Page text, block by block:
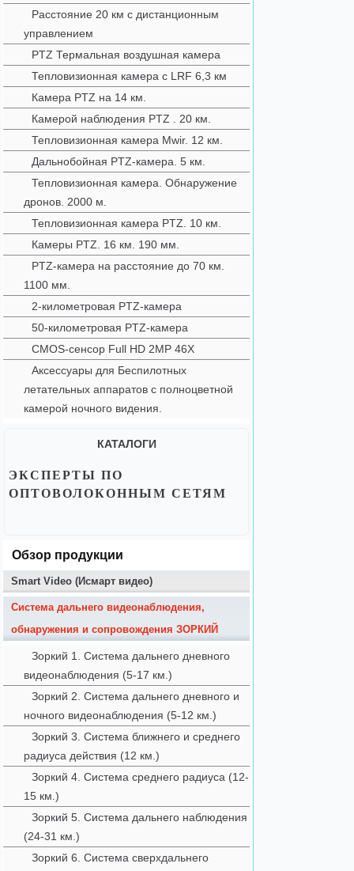
Расстояние 20 км с дистанционным
управлением
PTZ Термальная воздушная камера
Тепловизионная камера с LRF 6,3 км
Камера PTZ на 14 км.
Камерой наблюдения PTZ . 20 км.
Тепловизионная камера Mwir. 12 км.
Дальнобойная PTZ-камера. 5 км.
Тепловизионная камера. Обнаружение
дронов. 2000 м.
Тепловизионная камера PTZ. 10 км.
Камеры PTZ. 16 км. 190 мм.
PTZ-камера на расстояние до 70 км.
1100 мм.
2-километровая PTZ-камера
50-километровая PTZ-камера
CMOS-сенсор Full HD 2MP 46X
Аксессуары для Беспилотных
летательных аппаратов с полноцветной
камерой ночного видения.
КАТАЛОГИ
ЭКСПЕРТЫ ПО
ОПТОВОЛОКОННЫМ СЕТЯМ
Обзор продукции
Smart Video (Исмарт видео)
Система дальнего видеонаблюдения,
обнаружения и сопровождения ЗОРКИЙ
Зоркий 1. Система дальнего дневного
видеонаблюдения (5-17 км.)
Зоркий 2. Система дальнего дневного и
ночного видеонаблюдения (5-12 км.)
Зоркий 3. Система ближнего и среднего
радиуса действия (12 км.)
Зоркий 4. Система среднего радиуса (12-
15 км.)
Зоркий 5. Система дальнего наблюдения
(24-31 км.)
Зоркий 6. Система сверхдальнего